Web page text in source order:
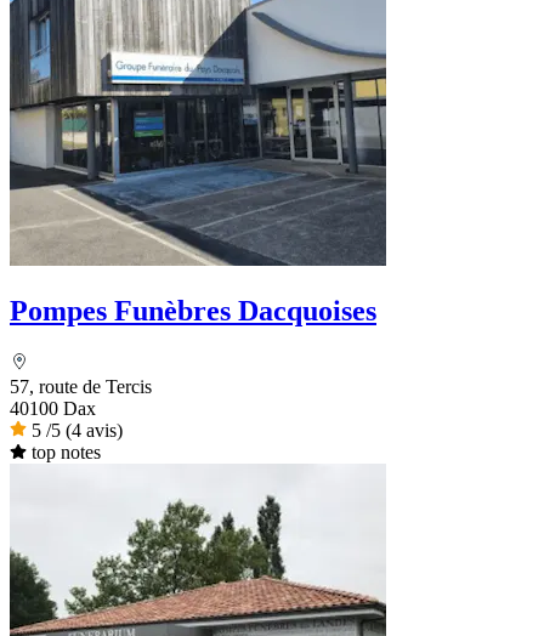
Pompes Funèbres Dacquoises
57, route de Tercis
40100 Dax
5 /5 (4 avis)
top notes